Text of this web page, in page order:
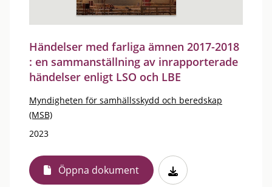
Händelser med farliga ämnen 2017-2018
: en sammanställning av inrapporterade
händelser enligt LSO och LBE
Myndigheten för samhällsskydd och beredskap
(MSB)
2023
Öppna dokument